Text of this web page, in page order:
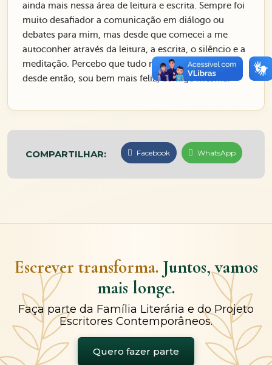
ainda mais nessa área de leitura e escrita. Sempre foi
muito desafiador a comunicação em diálogo ou
debates para mim, mas desde que comecei a me
autoconher através da leitura, a escrita, o silêncio e a
meditação. Percebo que tudo mudou para melhor e
desde então, sou bem mais feliz, comigo mesma.
COMPARTILHAR: Facebook WhatsApp
Escrever transforma. Juntos, vamos
mais longe.
Faça parte da Família Literária e do Projeto
Escritores Contemporâneos.
Quero fazer parte